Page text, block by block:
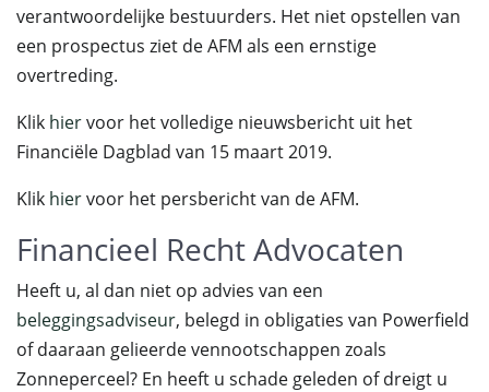
verantwoordelijke bestuurders. Het niet opstellen van
een prospectus ziet de AFM als een ernstige
overtreding.
Klik hiervoor het volledige nieuwsbericht uit het
Financiële Dagblad van 15 maart 2019.
Klik hiervoor het persbericht van de AFM.
Financieel Recht Advocaten
Heeft u, al dan niet op advies van een
beleggingsadviseur, belegd in obligaties van Powerfield
of daaraan gelieerde vennootschappen zoals
Zonneperceel? En heeft u schade geleden of dreigt u